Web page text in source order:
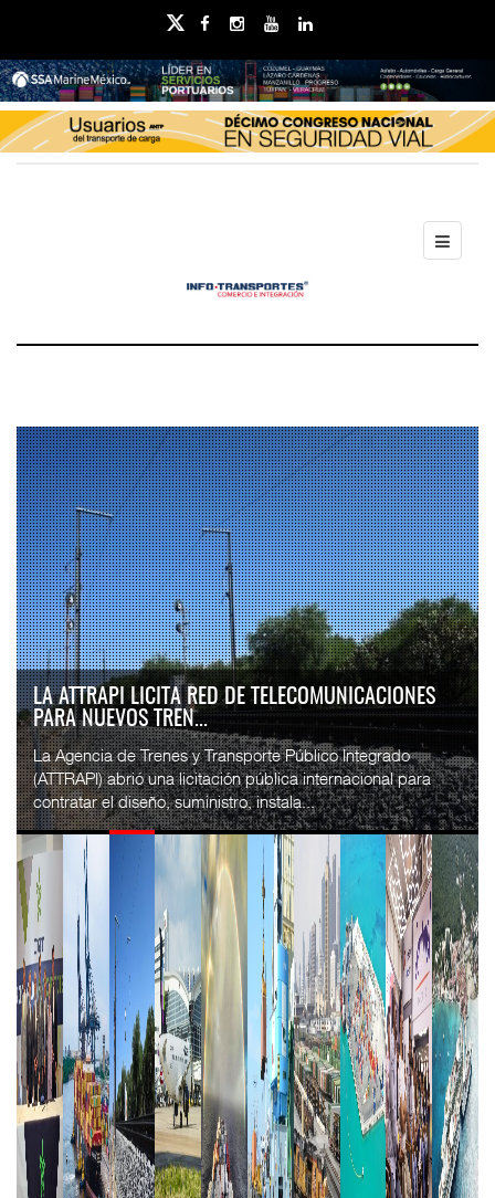
LA ATTRAPI LICITA RED DE TELECOMUNICACIONES
PARA NUEVOS TREN...
La Agencia de Trenes y Transporte Público Integrado
(ATTRAPI) abrió una licitación pública internacional para
contratar el diseño, suministro, instala...